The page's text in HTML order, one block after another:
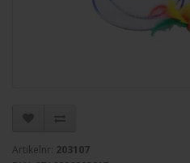
Artikelnr: 203107